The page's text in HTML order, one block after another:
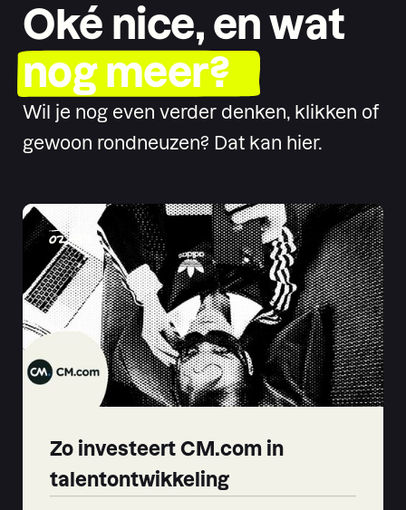
Oké nice, en wat
nog meer?
Wil je nog even verder denken, klikken of
gewoon rondneuzen? Dat kan hier.
Zo investeert CM.com in
talentontwikkeling
02-03